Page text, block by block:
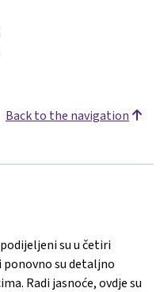
Back to the navigation
su u četiri
su detaljno
Radi jasnoće, ovdje su